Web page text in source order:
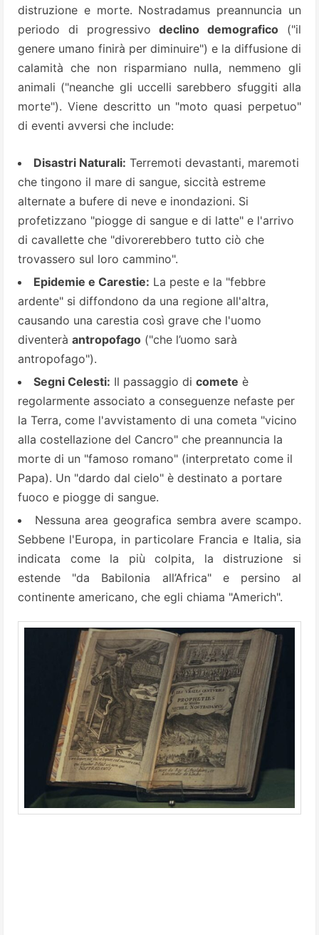
distruzione e morte. Nostradamus preannuncia un
periodo di progressivodeclino demografico ("il
genere umano finirà per diminuire") e la diffusione di
calamità che non risparmiano nulla, nemmeno gli
animali ("neanche gli uccelli sarebbero sfuggiti alla
morte"). Viene descritto un "moto quasi perpetuo"
di eventi avversi che include:
Disastri Naturali: Terremoti devastanti, maremoti
che tingono il mare di sangue, siccità estreme
alternate a bufere di neve e inondazioni. Si
profetizzano "piogge di sangue e di latte" e l'arrivo
di cavallette che "divorerebbero tutto ciò che
trovassero sul loro cammino".
Epidemie e Carestie: La peste e la "febbre
ardente" si diffondono da una regione all'altra,
causando una carestia così grave che l'uomo
diventerà antropofago ("che l’uomo sarà
antropofago").
Segni Celesti: Il passaggio di comete è
regolarmente associato a conseguenze nefaste per
la Terra, come l'avvistamento di una cometa "vicino
alla costellazione del Cancro" che preannuncia la
morte di un "famoso romano" (interpretato come il
Papa). Un "dardo dal cielo" è destinato a portare
fuoco e piogge di sangue.
Nessuna area geografica sembra avere scampo.
Sebbene l'Europa, in particolare Francia e Italia, sia
indicata come la più colpita, la distruzione si
estende "da Babilonia all’Africa" e persino al
continente americano, che egli chiama "Americh".